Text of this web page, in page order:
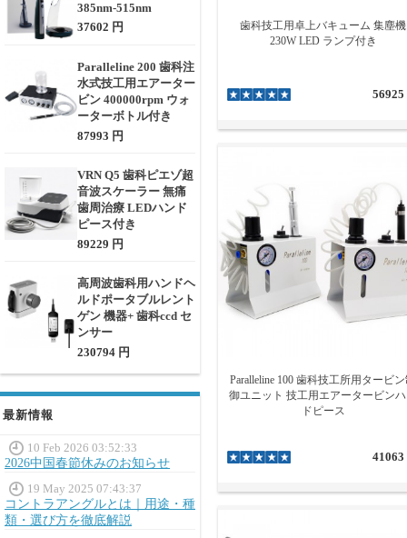
385nm-515nm
37602 円
Paralleline 200 歯科注
水式技工用エアーター
ビン 400000rpm ウォ
ーターボトル付き
87993 円
VRN Q5 歯科ピエゾ超
音波スケーラー 無痛
歯周治療 LEDハンド
ピース付き
89229 円
高周波歯科用ハンドヘ
ルドポータブルレント
ゲン 機器+ 歯科ccd セ
ンサー
230794 円
最新情報
10 Feb 2026 03:52:33
2026中国春節休みのお知らせ
19 May 2025 07:43:37
コントラアングルとは｜用途・種
類・選び方を徹底解説
歯科技工用卓上バキューム 集塵機
230W LED ランプ付き
56925
Paralleline 100 歯科技工所用タービ
御ユニット 技工用エアータービン
ドピース
41063